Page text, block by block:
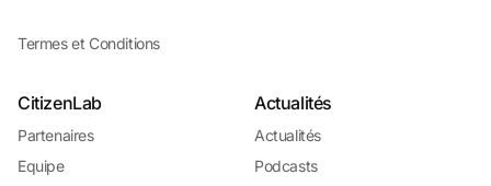
Termes et Conditions
CitizenLab
Partenaires
Equipe
Actualités
Actualités
Podcasts